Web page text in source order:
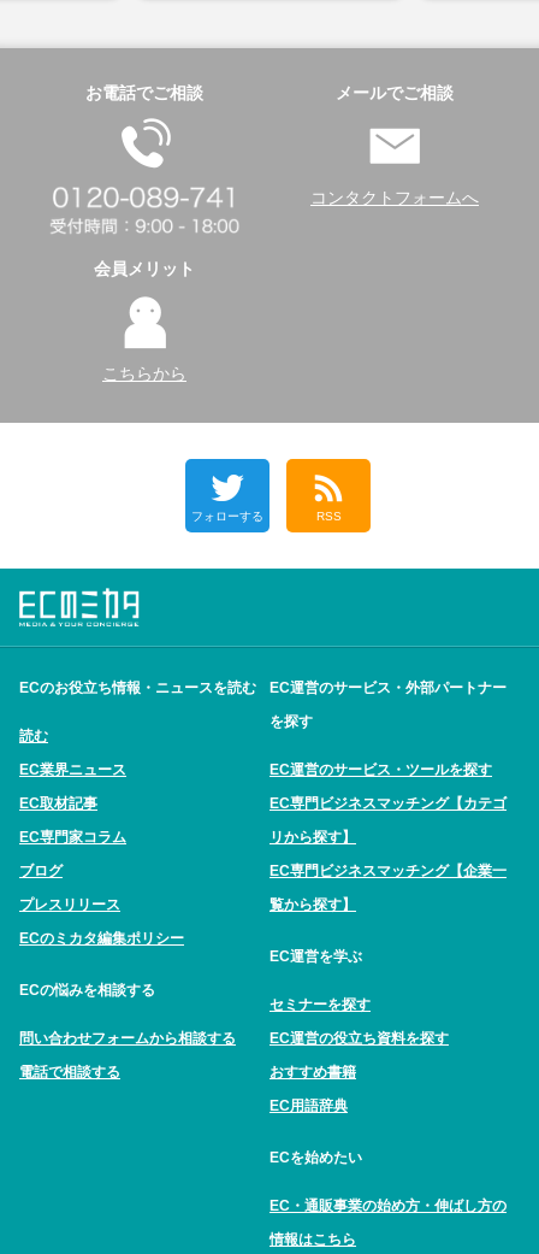
お電話でご相談 メールでご相談
コンタクトフォームへ
会員メリット
こちらから
フォローする RSS
ECのお役立ち情報・ニュースを読む
読む
EC業界ニュース
EC取材記事
EC専門家コラム
ブログ
プレスリリース
ECのミカタ編集ポリシー
ECの悩みを相談する
問い合わせフォームから相談する
電話で相談する
EC運営のサービス・外部パートナー
を探す
EC運営のサービス・ツールを探す
EC専門ビジネスマッチング【カテゴ
リから探す】
EC専門ビジネスマッチング【企業一
覧から探す】
EC運営を学ぶ
セミナーを探す
EC運営の役立ち資料を探す
おすすめ書籍
EC用語辞典
ECを始めたい
EC・通販事業の始め方・伸ばし方の
情報はこちら